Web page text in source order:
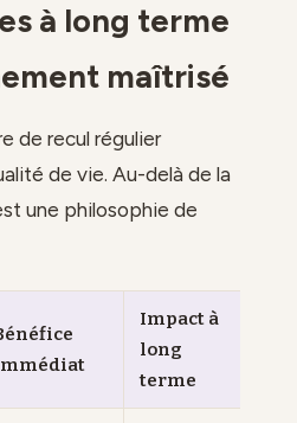
à long terme
maîtrisé
de recul régulier
de vie. Au-delà de la
une philosophie de
Impact à
long
terme